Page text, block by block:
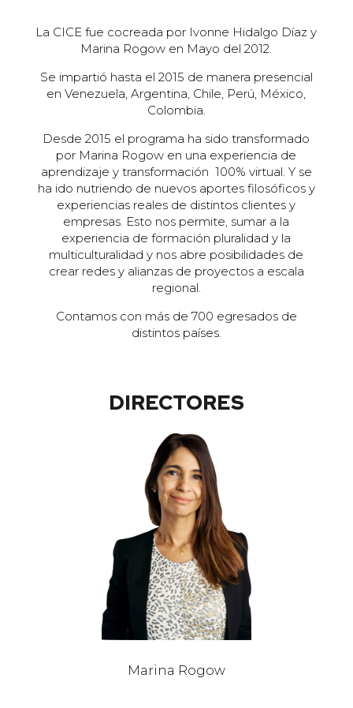
La CICE fue cocreada por Ivonne Hidalgo Díaz y
Marina Rogow en Mayo del 2012.
Se impartió hasta el 2015 de manera presencial
en Venezuela, Argentina, Chile, Perú, México,
Colombia.
Desde 2015 el programa ha sido transformado
por Marina Rogow en una experiencia de
aprendizaje y transformación 100% virtual. Y se
ha ido nutriendo de nuevos aportes filosóficos y
experiencias reales de distintos clientes y
empresas. Esto nos permite, sumar a la
experiencia de formación pluralidad y la
multiculturalidad y nos abre posibilidades de
crear redes y alianzas de proyectos a escala
regional.
Contamos con más de 700 egresados de
distintos países.
DIRECTORES
Marina Rogow